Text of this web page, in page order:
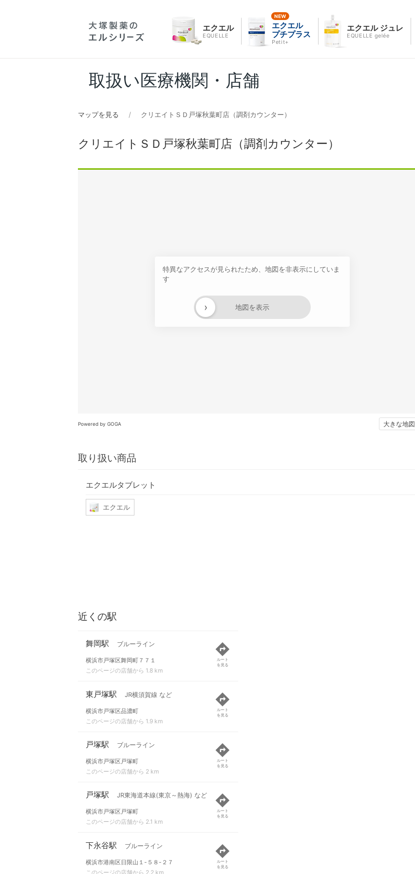
エクエル
EQUELLE
エクエル
プチプラス
Petit+
エクエル ジュレ
EQUELLE gelée
取扱い医療機関・店舗
マップを見る クリエイトＳＤ戸塚秋葉町店（調剤カウンター）
クリエイトＳＤ戸塚秋葉町店（調剤カウンター）
特異なアクセスが見られたため、地図を非表示にしていま
す
地図を表示
›
Powered by GOGA 大きな地図
取り扱い商品
エクエルタブレット
エクエル
近くの駅
舞岡駅 ブルーライン
横浜市戸塚区舞岡町７７１
このページの店舗から 1.8 km
ルート
を見る
東戸塚駅 JR横須賀線 など
横浜市戸塚区品濃町
このページの店舗から 1.9 km
ルート
を見る
戸塚駅 ブルーライン
横浜市戸塚区戸塚町
このページの店舗から 2 km
ルート
を見る
戸塚駅 JR東海道本線(東京～熱海) など
横浜市戸塚区戸塚町
このページの店舗から 2.1 km
ルート
を見る
下永谷駅 ブルーライン
横浜市港南区日限山１-５８-２７
このページの店舗から 2.2 km
ルート
を見る